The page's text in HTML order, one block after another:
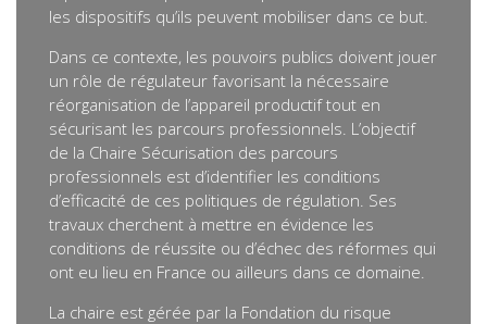
les dispositifs qu’ils peuvent mobiliser dans ce but.
Dans ce contexte, les pouvoirs publics doivent jouer
un rôle de régulateur favorisant la nécessaire
réorganisation de l’appareil productif tout en
sécurisant les parcours professionnels. L’objectif
de la Chaire Sécurisation des parcours
professionnels est d’identifier les conditions
d’efficacité de ces politiques de régulation. Ses
travaux cherchent à mettre en évidence les
conditions de réussite ou d’échec des réformes qui
ont eu lieu en France ou ailleurs dans ce domaine.
La chaire est gérée par la Fondation du risque